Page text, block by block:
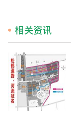
相关资讯